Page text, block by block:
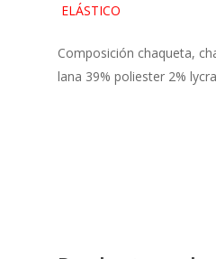
ELÁSTICO
Composición chaqueta,
lana 39% poliester 2% lycra